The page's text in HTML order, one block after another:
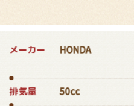
メーカー HONDA
排気量 50cc